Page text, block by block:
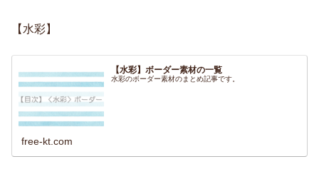
【水彩】
【水彩】ボーダー素材の一覧
水彩のボーダー素材のまとめ記事です。
free-kt.com